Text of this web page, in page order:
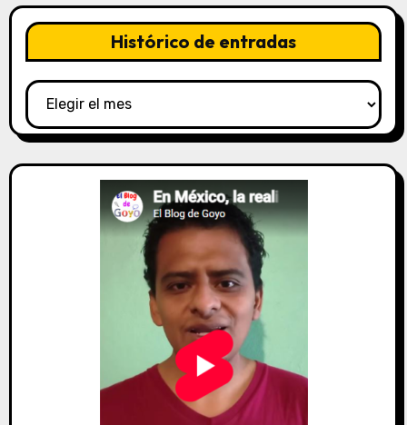
Histórico de entradas
Histórico
de
entradas